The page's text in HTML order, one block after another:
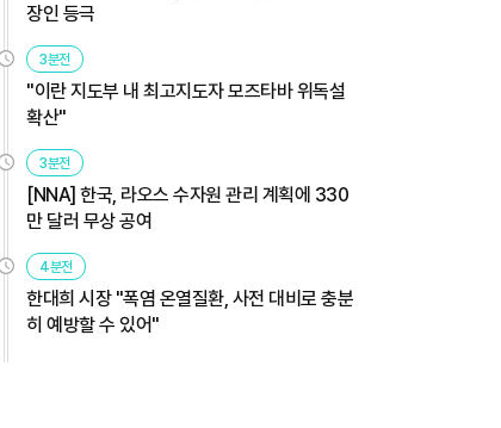
장인 등극
3분전
"이란 지도부 내 최고지도자 모즈타바 위독설
확산"
3분전
[NNA] 한국, 라오스 수자원 관리 계획에 330
만 달러 무상 공여
4분전
한대희 시장 "폭염 온열질환, 사전 대비로 충분
히 예방할 수 있어"